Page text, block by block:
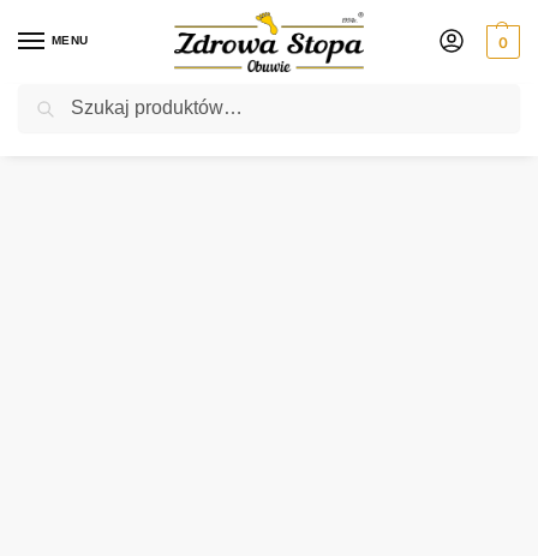
MENU 0
Rabat ⚡ 5% kod: ZDROWASTOPA (na obuwie poza promocją)